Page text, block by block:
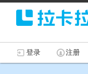
登录 注册